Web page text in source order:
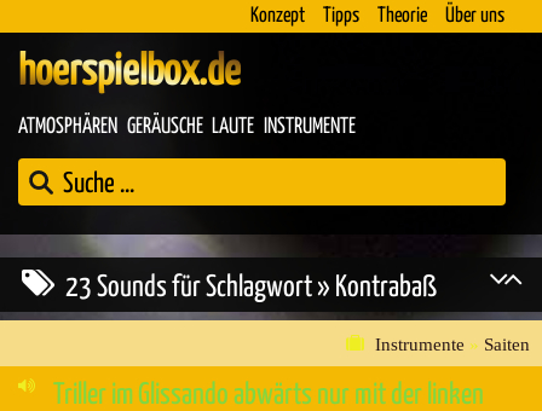
Konzept Tipps Theorie Über uns
hoerspielbox.de
ATMOSPHÄREN GERÄUSCHE LAUTE INSTRUMENTE
23 Sounds für Schlagwort » Kontrabaß
Instrumente » Saiten
Triller im Glissando abwärts nur mit der linken